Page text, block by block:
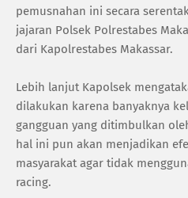
pemusnahan ini secara
jajaran Polsek Polrestabes
dari Kapolrestabes Makassar.
Lebih lanjut Kapolsek
dilakukan karena banyaknya
gangguan yang ditimbulkan
hal ini pun akan menjadikan
masyarakat agar tidak
racing.